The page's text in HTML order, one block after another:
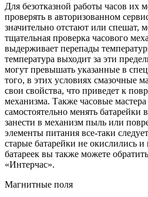
Для безотказной работы часов их
проверять в авторизованном
значительно отстают или спешат,
тщательная проверка часового
выдерживает перепады
температура выходит за эти
могут превышать указанные в
того, в этих условиях смазочные
свои свойства, что приведет к
механизма. Также часовые
самостоятельно менять батарейки
занести в механизм пыль или
элементы питания все-таки
старые батарейки не окислились
батареек вы также можете
«Интерчас».
Магнитные поля